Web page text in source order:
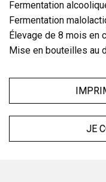
Fermentation
Fermentation
Élevage de 8 mois en
Mise en bouteilles au
JE